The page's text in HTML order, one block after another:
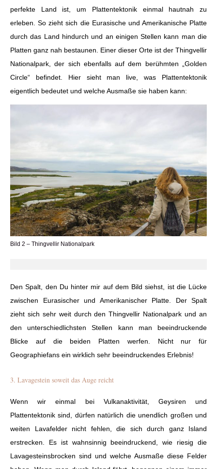
perfekte Land ist, um Plattentektonik einmal hautnah zu
erleben. So zieht sich die Eurasische und Amerikanische Platte
durch das Land hindurch und an einigen Stellen kann man die
Platten ganz nah bestaunen. Einer dieser Orte ist der Thingvellir
Nationalpark, der sich ebenfalls auf dem berühmten „Golden
Circle“ befindet. Hier sieht man live, was Plattentektonik
eigentlich bedeutet und welche Ausmaße sie haben kann:
Bild 2 – Thingvellir Nationalpark
Den Spalt, den Du hinter mir auf dem Bild siehst, ist die Lücke
zwischen Eurasischer und Amerikanischer Platte. Der Spalt
zieht sich sehr weit durch den Thingvellir Nationalpark und an
den unterschiedlichsten Stellen kann man beeindruckende
Blicke auf die beiden Platten werfen. Nicht nur für
Geographiefans ein wirklich sehr beeindruckendes Erlebnis!
3. Lavagestein soweit das Auge reicht
Wenn wir einmal bei Vulkanaktivität, Geysiren und
Plattentektonik sind, dürfen natürlich die unendlich großen und
weiten Lavafelder nicht fehlen, die sich durch ganz Island
erstrecken. Es ist wahnsinnig beeindruckend, wie riesig die
Lavagesteinsbrocken sind und welche Ausmaße diese Felder